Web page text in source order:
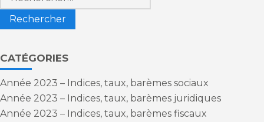
CATÉGORIES
Année 2023 – Indices, taux, barèmes sociaux
Année 2023 – Indices, taux, barèmes juridiques
Année 2023 – Indices, taux, barèmes fiscaux